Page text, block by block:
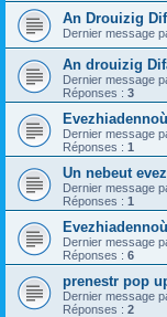
An Drouizig
Dernier message
An drouizig
Dernier message
Réponses : 3
Dernier message
Réponses : 1
Un nebeut
Dernier message
Réponses : 1
Dernier message
Réponses : 6
prenestr pop
Dernier message
Réponses : 2